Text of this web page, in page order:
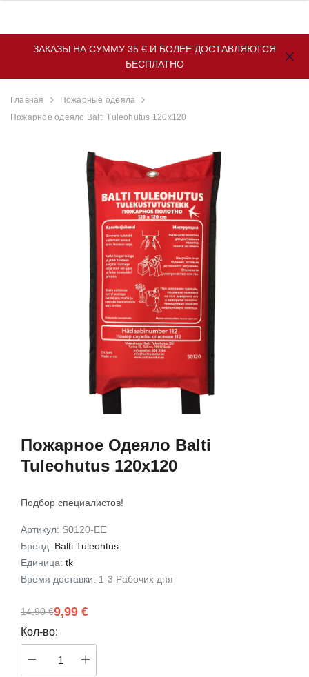
ЗАКАЗЫ НА СУММУ 35 € И БОЛЕЕ ДОСТАВЛЯЮТСЯ
БЕСПЛАТНО
Главная
Пожарные одеяла
Пожарное одеяло Balti Tuleohutus 120x120
Пожарное Одеяло Balti
Tuleohutus 120x120
Подбор специалистов!
Артикул: S0120-EE
Бренд: Balti Tuleohtus
Единица: tk
Время доставки: 1-3 Pабочих дня
9,99 €
14,90 €
Кол-во:
EstAlert Оптический
детектор дыма с кнопкой
отключения звука
7,95 € 5,99 €
В корзину